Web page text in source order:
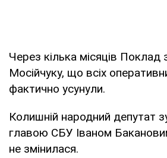
Через кілька місяців Поклад
Мосійчуку, що всіх
фактично усунули.
Колишній народний депутат
главою СБУ Іваном
не змінилася.